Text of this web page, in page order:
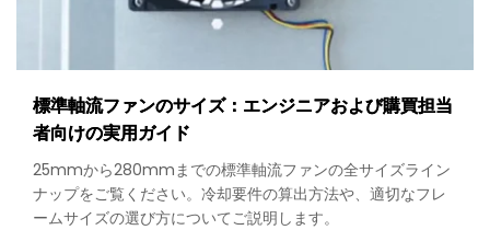
標準軸流ファンのサイズ：エンジニアおよび購買担当
者向けの実用ガイド
25mmから280mmまでの標準軸流ファンの全サイズライン
ナップをご覧ください。冷却要件の算出方法や、適切なフレ
ームサイズの選び方についてご説明します。